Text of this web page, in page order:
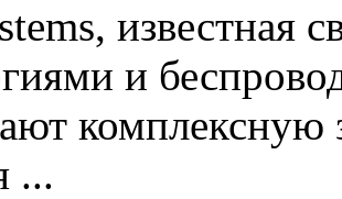
известная
и
комплексную
...